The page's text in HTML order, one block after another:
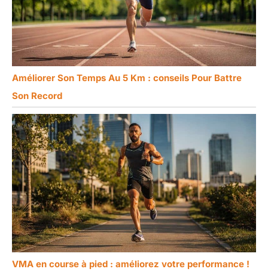
Améliorer Son Temps Au 5 Km : conseils Pour Battre
Son Record
VMA en course à pied : améliorez votre performance !